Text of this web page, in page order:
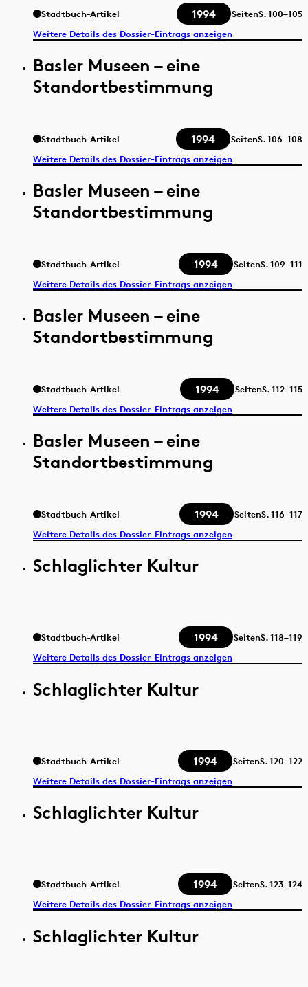
Stadtbuch-Artikel 1994 SeitenS.100–105
Weitere Details des Dossier-Eintrags anzeigen
Basler Museen – eine
Standortbestimmung
Stadtbuch-Artikel 1994 SeitenS.106–108
Weitere Details des Dossier-Eintrags anzeigen
Basler Museen – eine
Standortbestimmung
Stadtbuch-Artikel 1994 SeitenS.109–111
Weitere Details des Dossier-Eintrags anzeigen
Basler Museen – eine
Standortbestimmung
Stadtbuch-Artikel 1994 SeitenS.112–115
Weitere Details des Dossier-Eintrags anzeigen
Basler Museen – eine
Standortbestimmung
Stadtbuch-Artikel 1994 SeitenS.116–117
Weitere Details des Dossier-Eintrags anzeigen
Schlaglichter Kultur
Stadtbuch-Artikel 1994 SeitenS.118–119
Weitere Details des Dossier-Eintrags anzeigen
Schlaglichter Kultur
Stadtbuch-Artikel 1994 SeitenS.120–122
Weitere Details des Dossier-Eintrags anzeigen
Schlaglichter Kultur
Stadtbuch-Artikel 1994 SeitenS.123–124
Weitere Details des Dossier-Eintrags anzeigen
Schlaglichter Kultur